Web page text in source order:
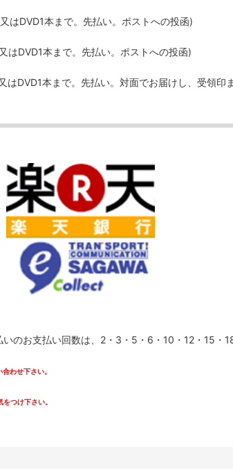
はDVD1本まで。先払い。ポストへの投函)
はDVD1本まで。先払い。ポストへの投函)
はDVD1本まで。先払い。対面でお届けし、受領印
お支払い回数は、2・3・5・6・10・12・15・
わせ下さい。
つけ下さい。